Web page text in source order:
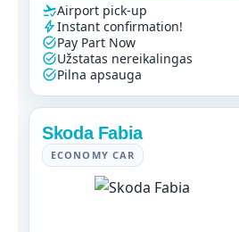
Airport pick-up
Instant confirmation!
Pay Part Now
Užstatas nereikalingas
Pilna apsauga
Skoda Fabia
ECONOMY CAR